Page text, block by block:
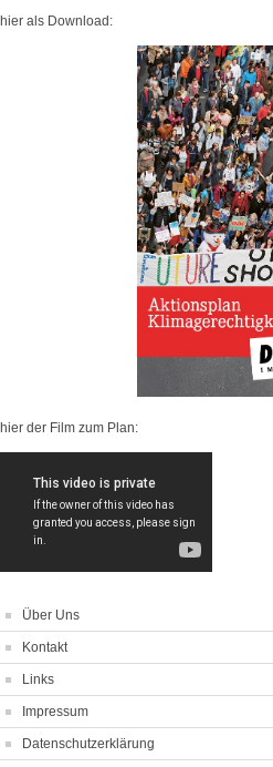
hier als Download:
hier der Film zum Plan:
Über Uns
Kontakt
Links
Impressum
Datenschutzerklärung